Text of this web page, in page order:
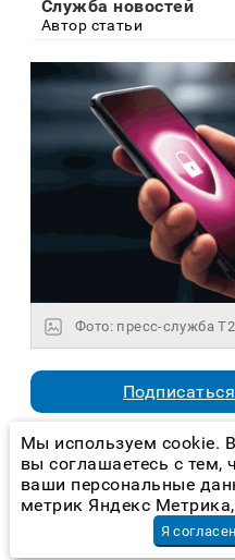
Служба новостей
Автор статьи
Фото: пресс-служба T2
T2, российский
лидирует по
сервисов цифровой
операторов
Мы используем cookie.
вы соглашаетесь с
ваши персональные
метрик Яндекс
Я согласен